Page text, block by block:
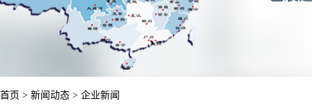
首页 > 新闻动态 > 企业新闻